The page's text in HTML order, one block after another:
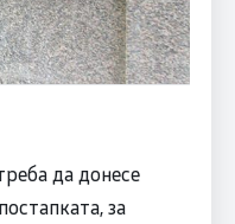
да донесе
за